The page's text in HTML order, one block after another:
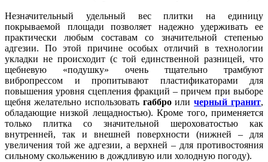
Незначительный удельный вес плитки на единицу
покрываемой площади позволяет надежно удерживать ее
практически любым составам со значительной степенью
адгезии. По этой причине особых отличий в технологии
укладки не происходит (с той единственной разницей, что
щебневую «подушку» очень тщательно трамбуют
вибропрессом и пропитывают пластификаторами для
повышения уровня сцепления фракций – причем при выборе
щебня желательно использовать габброиличерный гранит,
обладающие низкой лещадностью). Кроме того, применяется
только плитка со значительной шероховатостью как
внутренней, так и внешней поверхности (нижней – для
увеличения той же адгезии, а верхней – для противостояния
сильному скольжению в дождливую или холодную погоду).